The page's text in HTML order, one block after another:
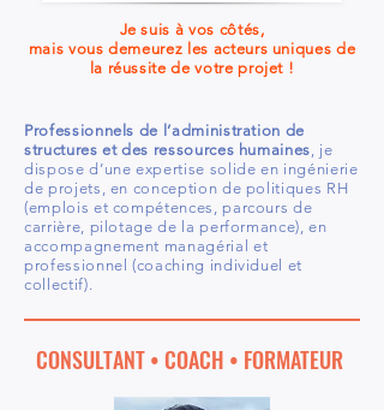
Je suis à vos côtés,
mais vous demeurez les acteurs uniques de
la réussite de votre projet !
Professionnels de l’administration de
structures et des ressources humaines, je
dispose d’une expertise solide en ingénierie
de projets, en conception de politiques RH
(emplois et compétences, parcours de
carrière, pilotage de la performance), en
accompagnement managérial et
professionnel (coaching individuel et
collectif).
CONSULTANT • COACH • FORMATEUR